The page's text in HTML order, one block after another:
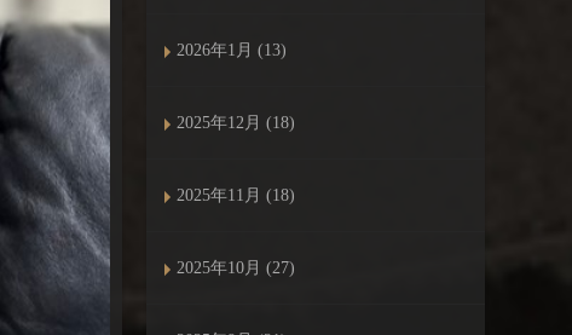
2026年1月 (13)
2025年12月 (18)
2025年11月 (18)
2025年10月 (27)